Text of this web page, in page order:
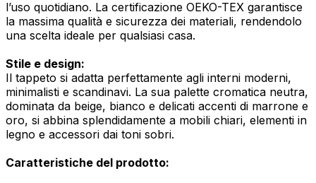
l’uso quotidiano. La certificazione OEKO-TEX garantisce
la massima qualità e sicurezza dei materiali, rendendolo
una scelta ideale per qualsiasi casa.
Stile e design:
Il tappeto si adatta perfettamente agli interni moderni,
minimalisti e scandinavi. La sua palette cromatica neutra,
dominata da beige, bianco e delicati accenti di marrone e
oro, si abbina splendidamente a mobili chiari, elementi in
legno e accessori dai toni sobri.
Caratteristiche del prodotto: